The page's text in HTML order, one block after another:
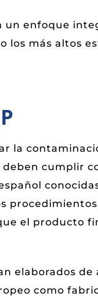
un enfoque
los más altos
la
cumplir
el producto
elaborados de
como